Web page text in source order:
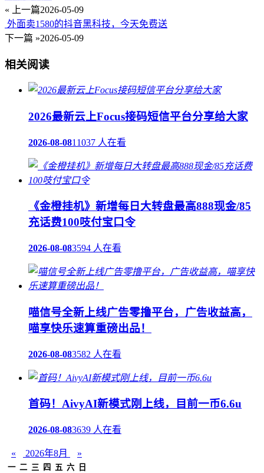
« 上一篇2026-05-09
外面卖1580的抖音黑科技，今天免费送
下一篇 »2026-05-09
相关阅读
2026最新云上Focus接码短信平台分享给大家
2026-08-0811037 人在看
《金橙挂机》新增每日大转盘最高888现金/85
充话费100吱付宝口令
2026-08-083594 人在看
喵信号全新上线广告零撸平台，广告收益高，
喵享快乐速算重磅出品！
2026-08-083582 人在看
首码！AivyAI新模式刚上线，目前一币6.6u
2026-08-083639 人在看
« 2026年8月 »
一 二 三 四 五 六 日